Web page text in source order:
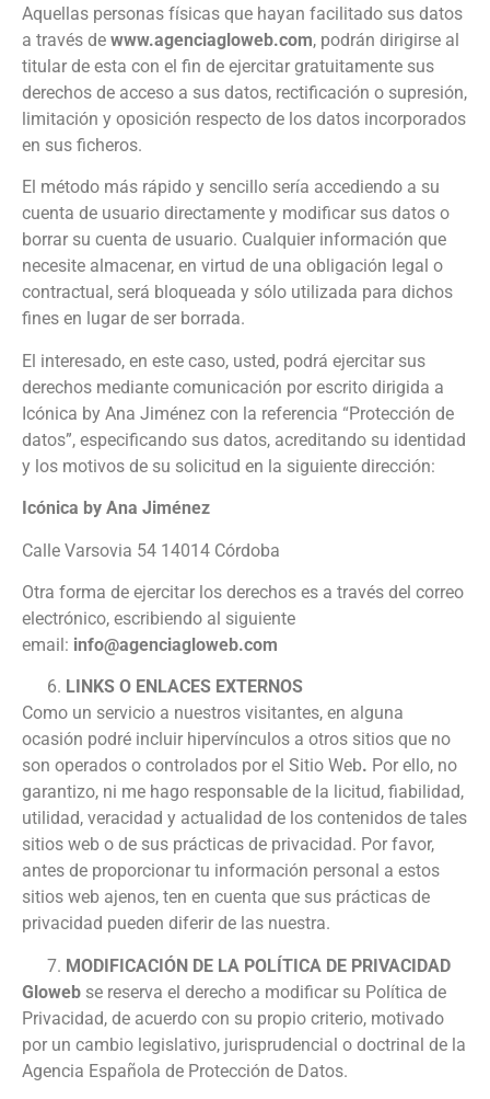
Aquellas personas físicas que hayan facilitado sus datos
a través de www.agenciagloweb.com, podrán dirigirse al
titular de esta con el fin de ejercitar gratuitamente sus
derechos de acceso a sus datos, rectificación o supresión,
limitación y oposición respecto de los datos incorporados
en sus ficheros.
El método más rápido y sencillo sería accediendo a su
cuenta de usuario directamente y modificar sus datos o
borrar su cuenta de usuario. Cualquier información que
necesite almacenar, en virtud de una obligación legal o
contractual, será bloqueada y sólo utilizada para dichos
fines en lugar de ser borrada.
El interesado, en este caso, usted, podrá ejercitar sus
derechos mediante comunicación por escrito dirigida a
Icónica by Ana Jiménez con la referencia “Protección de
datos”, especificando sus datos, acreditando su identidad
y los motivos de su solicitud en la siguiente dirección:
Icónica by Ana Jiménez
Calle Varsovia 54 14014 Córdoba
Otra forma de ejercitar los derechos es a través del correo
electrónico, escribiendo al siguiente
email: info@agenciagloweb.com
LINKS O ENLACES EXTERNOS
Como un servicio a nuestros visitantes, en alguna
ocasión podré incluir hipervínculos a otros sitios que no
son operados o controlados por el Sitio Web. Por ello, no
garantizo, ni me hago responsable de la licitud, fiabilidad,
utilidad, veracidad y actualidad de los contenidos de tales
sitios web o de sus prácticas de privacidad. Por favor,
antes de proporcionar tu información personal a estos
sitios web ajenos, ten en cuenta que sus prácticas de
privacidad pueden diferir de las nuestra.
MODIFICACIÓN DE LA POLÍTICA DE PRIVACIDAD
Gloweb se reserva el derecho a modificar su Política de
Privacidad, de acuerdo con su propio criterio, motivado
por un cambio legislativo, jurisprudencial o doctrinal de la
Agencia Española de Protección de Datos.